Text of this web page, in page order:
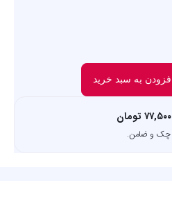
افزودن به سبد خرید
۷۷,۵۰۰ تومان